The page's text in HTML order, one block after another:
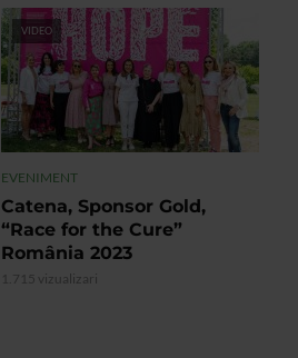
VIDEO
EVENIMENT
Catena, Sponsor Gold,
“Race for the Cure”
România 2023
1.715 vizualizari